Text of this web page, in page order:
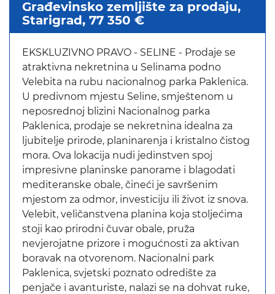
Građevinsko zemljište za prodaju,
Starigrad, 77 350 €
EKSKLUZIVNO PRAVO - SELINE - Prodaje se
atraktivna nekretnina u Selinama podno
Velebita na rubu nacionalnog parka Paklenica.
U predivnom mjestu Seline, smještenom u
neposrednoj blizini Nacionalnog parka
Paklenica, prodaje se nekretnina idealna za
ljubitelje prirode, planinarenja i kristalno čistog
mora. Ova lokacija nudi jedinstven spoj
impresivne planinske panorame i blagodati
mediteranske obale, čineći je savršenim
mjestom za odmor, investiciju ili život iz snova.
Velebit, veličanstvena planina koja stoljećima
stoji kao prirodni čuvar obale, pruža
nevjerojatne prizore i mogućnosti za aktivan
boravak na otvorenom. Nacionalni park
Paklenica, svjetski poznato odredište za
penjače i avanturiste, nalazi se na dohvat ruke,